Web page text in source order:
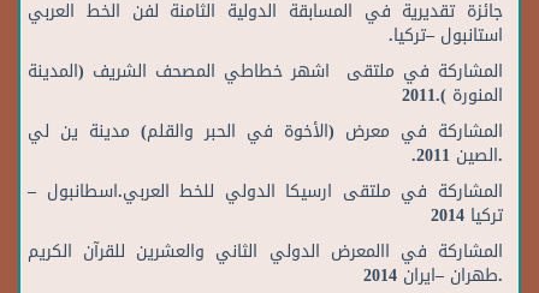
جائزة تقديرية في المسابقة الدولية الثامنة لفن الخط العربي
استانبول –تركيا.
المشاركة في ملتقى اشهر خطاطي المصحف الشريف (المدينة
المنورة ).2011
المشاركة في معرض (الأخوة في الحبر والقلم) مدينة ين لي
.الصين 2011.
المشاركة في ملتقى ارسيكا الدولي للخط العربي.اسطانبول –
تركيا 2014
المشاركة في االمعرض الدولي الثاني والعشرين للقرآن الكريم
.طهران –ايران 2014